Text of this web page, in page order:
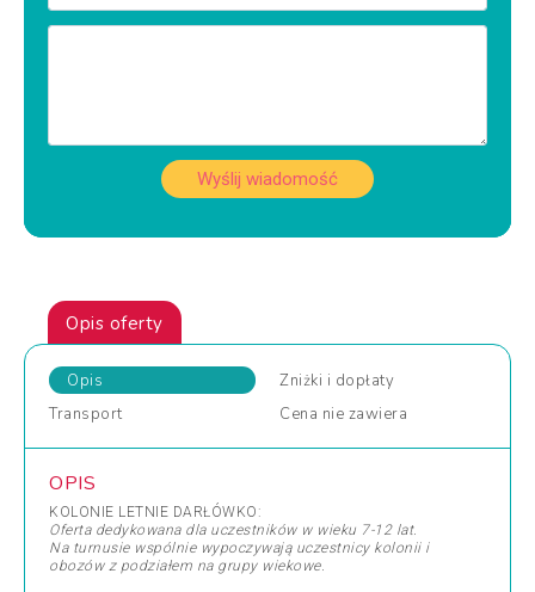
Wyślij wiadomość
Opis oferty
Opis Zniżki i dopłaty
Transport
Cena nie zawiera
OPIS
KOLONIE LETNIE DARŁÓWKO:
Oferta dedykowana dla uczestników w wieku 7-12 lat.
Na turnusie wspólnie wypoczywają uczestnicy kolonii i
obozów z podziałem na grupy wiekowe.